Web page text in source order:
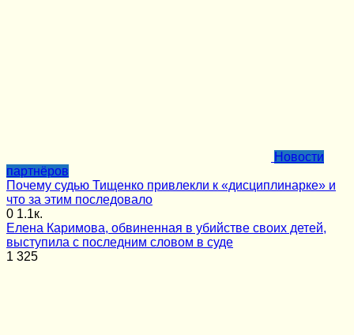
Новости
партнёров
Почему судью Тищенко привлекли к «дисциплинарке» и
что за этим последовало
0 1.1к.
Елена Каримова, обвиненная в убийстве своих детей,
выступила с последним словом в суде
1 325